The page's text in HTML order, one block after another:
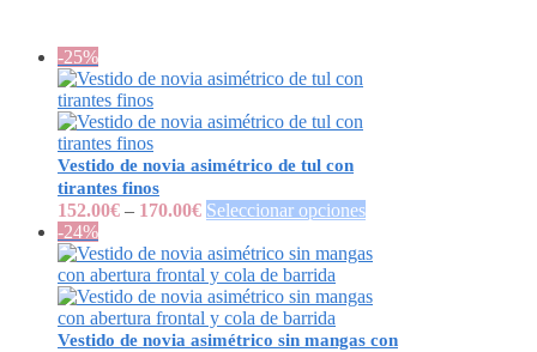
-25%
Vestido de novia asimétrico de tul con
tirantes finos
152.00€ – 170.00€ Seleccionar opciones
-24%
Vestido de novia asimétrico sin mangas con